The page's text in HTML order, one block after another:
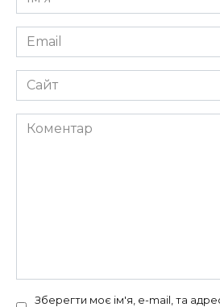
*
Email
*
Сайт
Коментар
Зберегти моє ім'я, e-mail, та